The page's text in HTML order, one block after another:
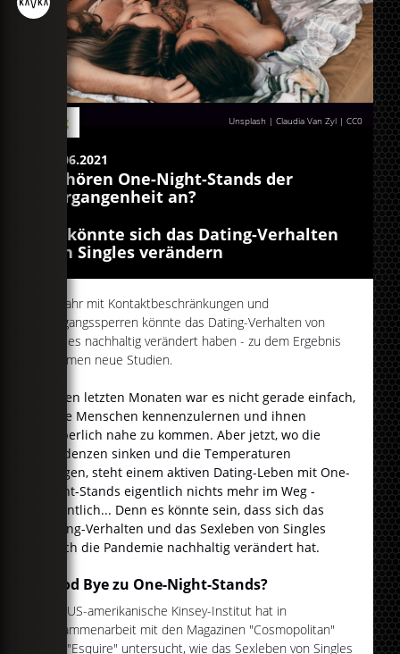
Unsplash | Claudia Van Zyl |CC0
Blog
15.06.2021
Gehören One-Night-Stands der
Vergangenheit an?
So könnte sich das Dating-Verhalten
von Singles verändern
Ein Jahr mit Kontaktbeschränkungen und
Ausgangssperren könnte das Dating-Verhalten von
Singles nachhaltig verändert haben - zu dem Ergebnis
kommen neue Studien.
In den letzten Monaten war es nicht gerade einfach,
neue Menschen kennenzulernen und ihnen
körperlich nahe zu kommen. Aber jetzt, wo die
Inzidenzen sinken und die Temperaturen
steigen, steht einem aktiven Dating-Leben mit One-
Night-Stands eigentlich nichts mehr im Weg -
eigentlich... Denn es könnte sein, dass sich das
Dating-Verhalten und das Sexleben von Singles
durch die Pandemie nachhaltig verändert hat.
Good Bye zu One-Night-Stands?
Das US-amerikanische Kinsey-Institut hat in
Zusammenarbeit mit den Magazinen "Cosmopolitan"
und "Esquire" untersucht, wie das Sexleben von Singles